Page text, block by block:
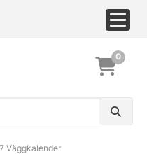
0
Väggkalender